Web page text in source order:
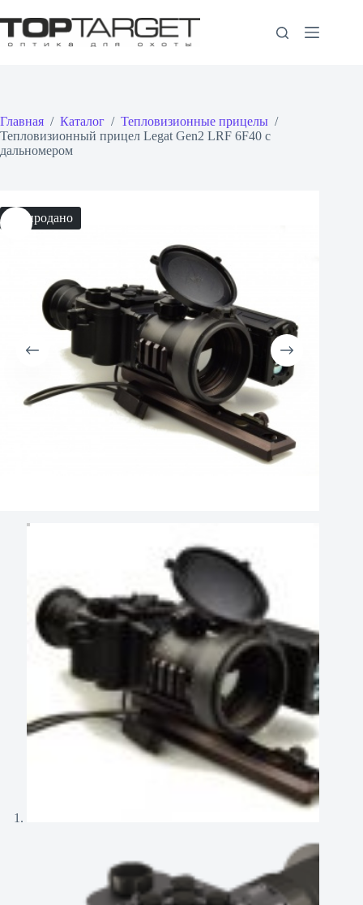
к
сути
Главная / Каталог / Тепловизионные прицелы /
Тепловизионный прицел Legat Gen2 LRF 6F40 с
дальномером
Распродано